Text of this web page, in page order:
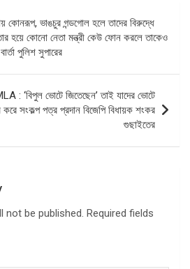
ভাঙচুর গন্ডগোল হলে তাদের বিরুদ্ধে
হয়ে কোনো নেতা মন্ত্রী কেউ ফোন করলে তাকেও
পুলিশ সুপারের
: ‘বিপুল ভোটে জিতেছেন’ তাই যাদের ভোটে
করে সংকল্প পত্র প্রদান বিজেপি বিধায়ক শংকর
গুছাইতের
not be published. Required fields